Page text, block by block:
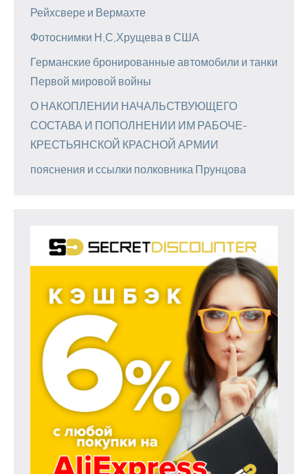
Рейхсвере и Вермахте
Фотоснимки Н.С.Хрущева в США
Германские бронированные автомобили и танки
Первой мировой войны
О НАКОПЛЕНИИ НАЧАЛЬСТВУЮЩЕГО
СОСТАВА И ПОПОЛНЕНИИ ИМ РАБОЧЕ-
КРЕСТЬЯНСКОЙ КРАСНОЙ АРМИИ
пояснения и ссылки полковника Прунцова